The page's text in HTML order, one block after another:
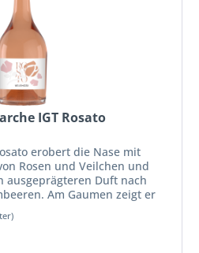
IGT Rosato
erobert die Nase mit
Rosen und Veilchen und
ausgeprägteren Duft nach
Am Gaumen zeigt er